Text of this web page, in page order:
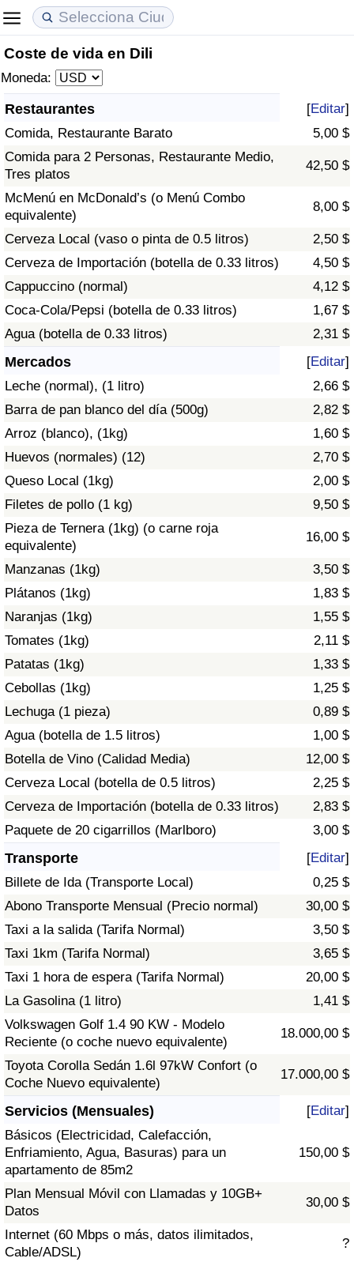
Coste de vida en Dili
Moneda:
Restaurantes [Editar]
Comida, Restaurante Barato
5,00 $
Comida para 2 Personas, Restaurante Medio,
Tres platos
42,50 $
McMenú en McDonald’s (o Menú Combo
equivalente)
8,00 $
Cerveza Local (vaso o pinta de 0.5 litros)
2,50 $
Cerveza de Importación (botella de 0.33 litros)
4,50 $
Cappuccino (normal)
4,12 $
Coca-Cola/Pepsi (botella de 0.33 litros)
1,67 $
Agua (botella de 0.33 litros)
2,31 $
Mercados [Editar]
Leche (normal), (1 litro)
2,66 $
Barra de pan blanco del día (500g)
2,82 $
Arroz (blanco), (1kg)
1,60 $
Huevos (normales) (12)
2,70 $
Queso Local (1kg)
2,00 $
Filetes de pollo (1 kg)
9,50 $
Pieza de Ternera (1kg) (o carne roja
equivalente)
16,00 $
Manzanas (1kg)
3,50 $
Plátanos (1kg)
1,83 $
Naranjas (1kg)
1,55 $
Tomates (1kg)
2,11 $
Patatas (1kg)
1,33 $
Cebollas (1kg)
1,25 $
Lechuga (1 pieza)
0,89 $
Agua (botella de 1.5 litros)
1,00 $
Botella de Vino (Calidad Media)
12,00 $
Cerveza Local (botella de 0.5 litros)
2,25 $
Cerveza de Importación (botella de 0.33 litros)
2,83 $
Paquete de 20 cigarrillos (Marlboro)
3,00 $
Transporte [Editar]
Billete de Ida (Transporte Local)
0,25 $
Abono Transporte Mensual (Precio normal)
30,00 $
Taxi a la salida (Tarifa Normal)
3,50 $
Taxi 1km (Tarifa Normal)
3,65 $
Taxi 1 hora de espera (Tarifa Normal)
20,00 $
La Gasolina (1 litro)
1,41 $
Volkswagen Golf 1.4 90 KW - Modelo
Reciente (o coche nuevo equivalente)
18.000,00 $
Toyota Corolla Sedán 1.6l 97kW Confort (o
Coche Nuevo equivalente)
17.000,00 $
Servicios (Mensuales) [Editar]
Básicos (Electricidad, Calefacción,
Enfriamiento, Agua, Basuras) para un
apartamento de 85m2
150,00 $
Plan Mensual Móvil con Llamadas y 10GB+
Datos
30,00 $
Internet (60 Mbps o más, datos ilimitados,
Cable/ADSL)
?
Coste de vida
Índice de Costo de Vida
Índice de costo de vida por país
en aqaba
Precios de las propiedades
Índice de Precios de Inmuebles
Índice de Precios de Inmuebles por País
Calidad de Vida
Índice de Calidad de Vida (Actual)
Índice de calidad de vida por país
Delincuencia
Calificación del Índice de Criminalidad
(Actual)
Índice de Criminalidad
Índice de criminalidad por país
Sanidad
Índice de Sanidad (Actual)
Índice de Sanidad
Índice de Sanidad por País
Contaminación
Índice de Contaminación (Actual)
Índice de contaminación
Índice de Contaminación por País
Tráfico
Índice de Tráfico
Índice de Tráfico (Actual)
Índice de Tráfico por País